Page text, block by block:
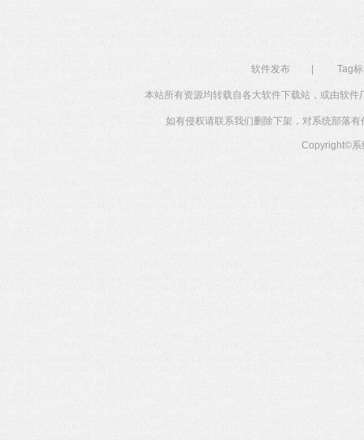
软件发布 Tag
本站所有资源均转载自各大软件下载站，或由软
如有侵权请联系我们删除下架，对系统部落
Copyright©系